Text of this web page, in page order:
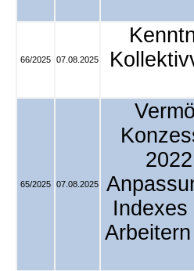
66/2025 07.08.2025
65/2025 07.08.2025